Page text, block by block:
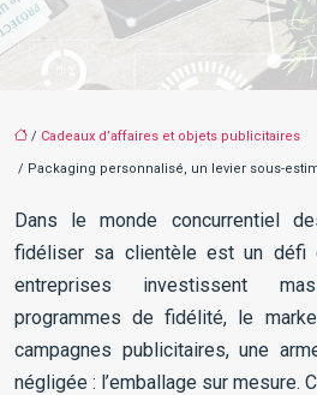
/ Cadeaux d’affaires et objets publicitaires
/ Packaging personnalisé, un levier sous-
Dans le monde concurrentiel
fidéliser sa clientèle est un défi
entreprises investissent
programmes de fidélité, le
campagnes publicitaires, une
négligée : l’emballage sur mesure.